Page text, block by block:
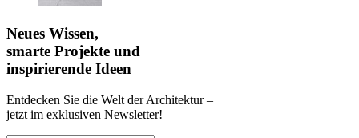
Neues Wissen,
smarte Projekte und
inspirierende Ideen
Entdecken Sie die Welt der Architektur –
jetzt im exklusiven Newsletter!